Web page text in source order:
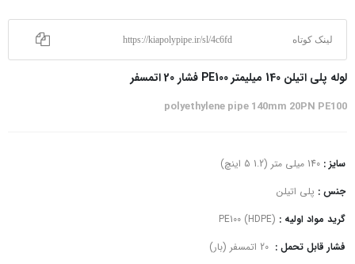
لینک کوتاه https://kiapolypipe.ir/sl/4c6fd
لوله پلی اتیلن 140 میلیمتر PE100 فشار 20 اتمسفر
polyethylene pipe 140mm 20PN PE100
سایز : 140 میلی متر (1.2 5 اینچ)
جنس : پلی اتیلن
گرید مواد اولیه : PE100 (HDPE)
فشار قابل تحمل :